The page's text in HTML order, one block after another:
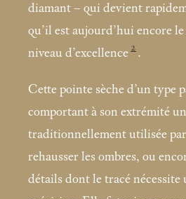
diamant – qui devient
qu’il est aujourd’hui encore
niveau d’excellence 2 .
Cette pointe sèche d’un type
comportant à son extrémité
traditionnellement utilisée
rehausser les ombres, ou
détails dont le tracé nécessite